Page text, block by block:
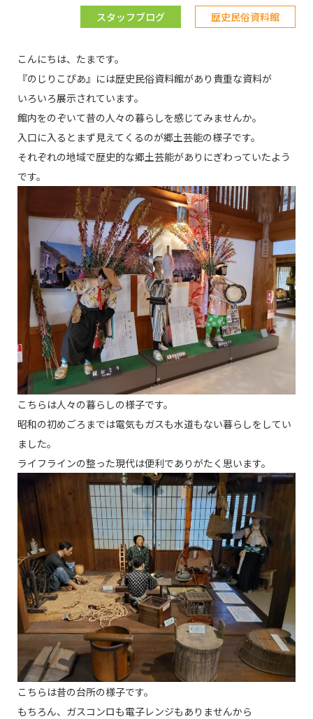
スタッフブログ 歴史民俗資料館
こんにちは、たまです。
『のじりこぴあ』には歴史民俗資料館があり貴重な資料が
いろいろ展示されています。
館内をのぞいて昔の人々の暮らしを感じてみませんか。
入口に入るとまず見えてくるのが郷土芸能の様子です。
それぞれの地域で歴史的な郷土芸能がありにぎわっていたよう
です。
こちらは人々の暮らしの様子です。
昭和の初めごろまでは電気もガスも水道もない暮らしをしてい
ました。
ライフラインの整った現代は便利でありがたく思います。
こちらは昔の台所の様子です。
もちろん、ガスコンロも電子レンジもありませんから